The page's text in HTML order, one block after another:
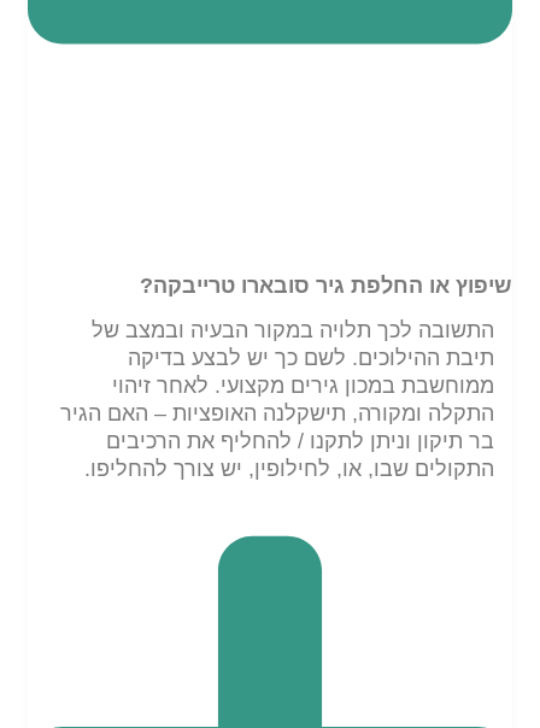
שיפוץ או החלפת גיר סובארו טרייבקה?
התשובה לכך תלויה במקור הבעיה ובמצב של
תיבת ההילוכים. לשם כך יש לבצע בדיקה
ממוחשבת במכון גירים מקצועי. לאחר זיהוי
התקלה ומקורה, תישקלנה האופציות – האם הגיר
בר תיקון וניתן לתקנו / להחליף את הרכיבים
התקולים שבו, או, לחילופין, יש צורך להחליפו.